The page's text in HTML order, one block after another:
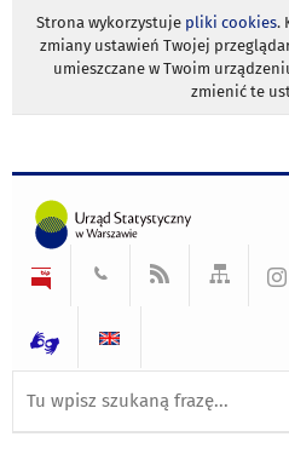
Strona wykorzystuje pliki cookies.
zmiany ustawień Twojej
umieszczane w Twoim
zmienić te